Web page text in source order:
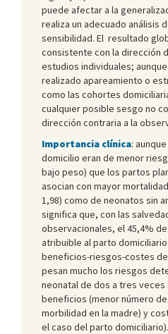
puede afectar a la
realiza un adecuado análisis
sensibilidad. El resultado
consistente con la dirección
estudios individuales;
realizado apareamiento o
como las cohortes
cualquier posible sesgo no
dirección contraria a la
Importancia clínica:
domicilio eran de menor
bajo peso) que los partos
asocian con mayor
1,98) como de neonatos sin
significa que, con las
observacionales, el 45,4%
atribuible al parto domiciliario
beneficios-riesgos-costes
pesan mucho los riesgos
neonatal de dos a tres
beneficios (menor número
morbilidad en la madre) y
el caso del parto domiciliario).